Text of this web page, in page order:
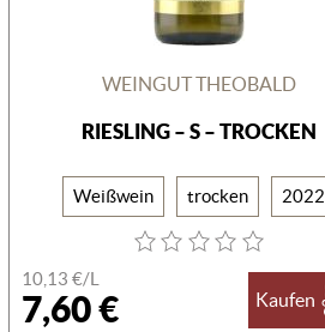
WEINGUT THEOBALD
RIESLING – S – TROCKEN
Weißwein trocken 2022
10,13 €/L
7,60 € Kaufen